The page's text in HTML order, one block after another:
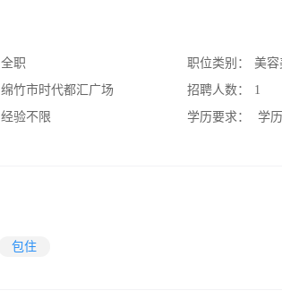
全职
绵竹市时代都汇广场
经验不限
职位类别：
美容
招聘人数：
1
学历要求：
学
包住